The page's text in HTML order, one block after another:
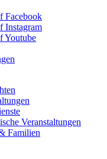
Facebook
Instagram
Youtube
Veranstaltungen
Familien